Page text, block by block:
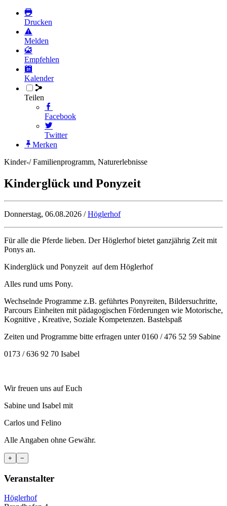
Drucken
Melden
Empfehlen
Kalender
Teilen
Facebook
Twitter
Merken
Kinder-/ Familienprogramm, Naturerlebnisse
Kinderglück und Ponyzeit
Donnerstag, 06.08.2026 /Höglerhof
Für alle die Pferde lieben. Der Höglerhof bietet ganzjährig Zeit mit
Ponys an.
Kinderglück und Ponyzeit ️ auf dem Höglerhof
Alles rund ums Pony.
Wechselnde Programme z.B. geführtes Ponyreiten, Bildersuchritte,
Parcours Einheiten mit pädagogischen Förderungen wie Motorische,
Kognitive , Kreative, Soziale Kompetenzen. Bastelspaß
Zeiten und Programme bitte erfragen unter 0160 / 476 52 59 Sabine
0173 / 636 92 70 Isabel
Wir freuen uns auf Euch
Sabine und Isabel mit
Carlos und Felino
Alle Angaben ohne Gewähr.
+ −
Veranstalter
Höglerhof